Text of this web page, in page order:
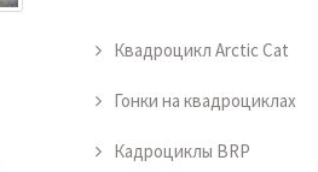
Квадроцикл Arctic Cat
Гонки на квадроциклах
Кадроциклы BRP